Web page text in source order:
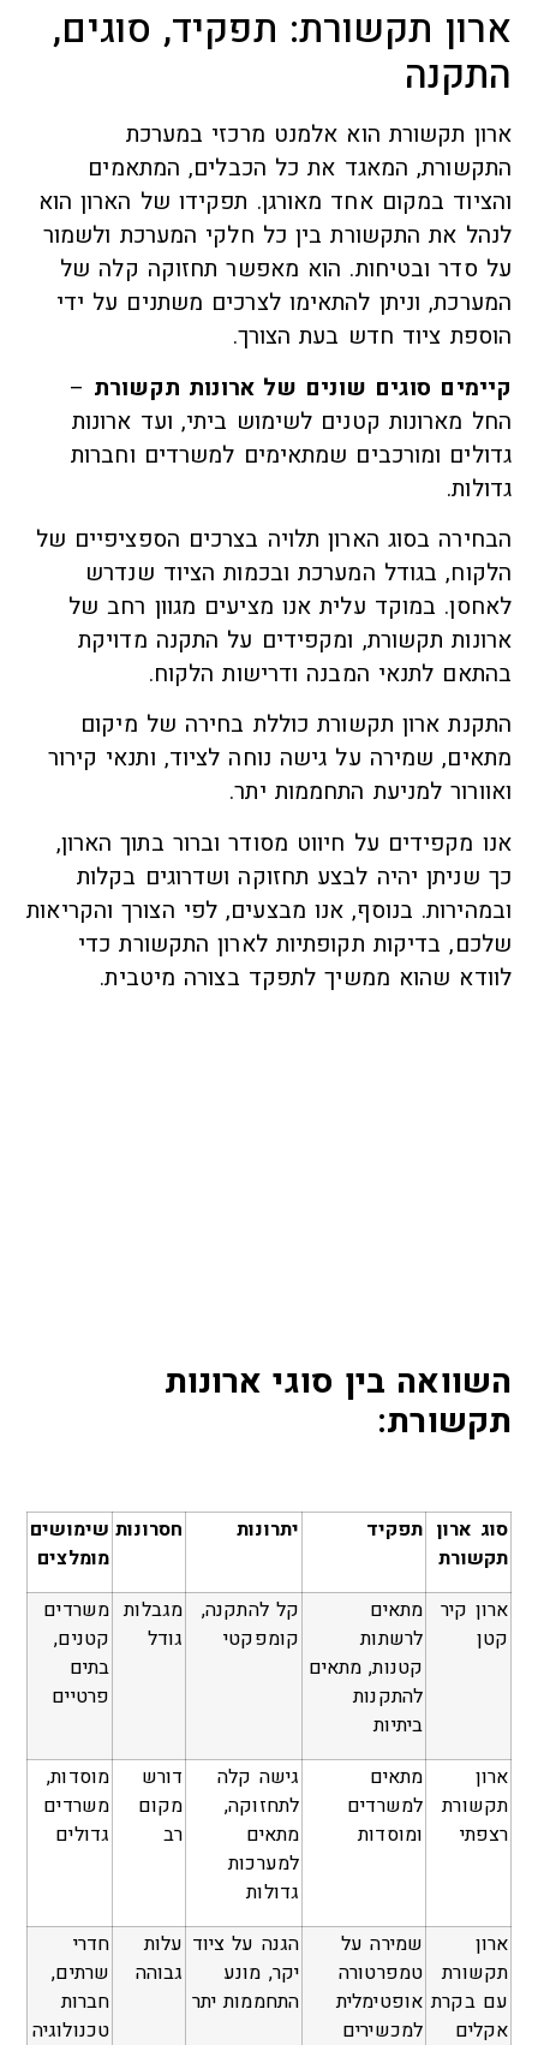
ארון תקשורת: תפקיד, סוגים,
התקנה
ארון תקשורת הוא אלמנט מרכזי במערכת
התקשורת, המאגד את כל הכבלים, המתאמים
והציוד במקום אחד מאורגן. תפקידו של הארון הוא
לנהל את התקשורת בין כל חלקי המערכת ולשמור
על סדר ובטיחות. הוא מאפשר תחזוקה קלה של
המערכת, וניתן להתאימו לצרכים משתנים על ידי
הוספת ציוד חדש בעת הצורך.
קיימים סוגים שונים של ארונות תקשורת –
החל מארונות קטנים לשימוש ביתי, ועד ארונות
גדולים ומורכבים שמתאימים למשרדים וחברות
גדולות.
הבחירה בסוג הארון תלויה בצרכים הספציפיים של
הלקוח, בגודל המערכת ובכמות הציוד שנדרש
לאחסן. במוקד עלית אנו מציעים מגוון רחב של
ארונות תקשורת, ומקפידים על התקנה מדויקת
בהתאם לתנאי המבנה ודרישות הלקוח.
התקנת ארון תקשורת כוללת בחירה של מיקום
מתאים, שמירה על גישה נוחה לציוד, ותנאי קירור
ואוורור למניעת התחממות יתר.
אנו מקפידים על חיווט מסודר וברור בתוך הארון,
כך שניתן יהיה לבצע תחזוקה ושדרוגים בקלות
ובמהירות. בנוסף, אנו מבצעים, לפי הצורך והקריאות
שלכם, בדיקות תקופתיות לארון התקשורת כדי
לוודא שהוא ממשיך לתפקד בצורה מיטבית.
השוואה בין סוגי ארונות
תקשורת:
סוג ארון
תקשורת
תפקיד יתרונות חסרונות שימושים
מומלצים
ארון קיר
קטן
מתאים
לרשתות
קטנות, מתאים
להתקנות
ביתיות
קל להתקנה,
קומפקטי
מגבלות
גודל
משרדים
קטנים,
בתים
פרטיים
ארון
תקשורת
רצפתי
מתאים
למשרדים
ומוסדות
גישה קלה
לתחזוקה,
מתאים
למערכות
גדולות
דורש
מקום
רב
מוסדות,
משרדים
גדולים
ארון
תקשורת
עם בקרת
אקלים
שמירה על
טמפרטורה
אופטימלית
למכשירים
הגנה על ציוד
יקר, מונע
התחממות יתר
עלות
גבוהה
חדרי
שרתים,
חברות
טכנולוגיה